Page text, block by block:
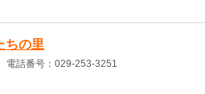
ちの里
番号：029-253-3251